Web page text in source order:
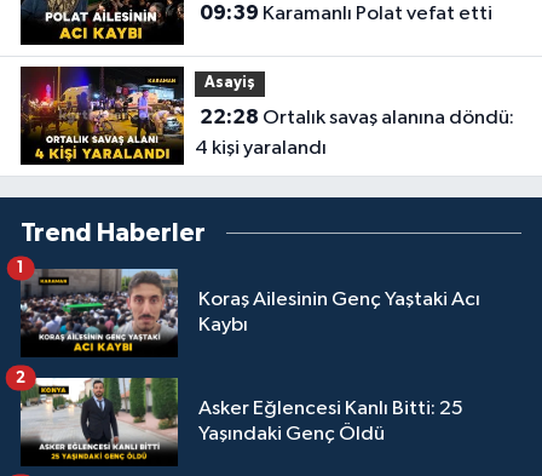
09:39 Karamanlı Polat vefat etti
Asayiş
22:28
4 kişi yaralandı
Trend Haberler
Koraş Ailesinin Genç Yaştaki Acı
Kaybı
1
Asker Eğlencesi Kanlı Bitti: 25
Yaşındaki Genç Öldü
2